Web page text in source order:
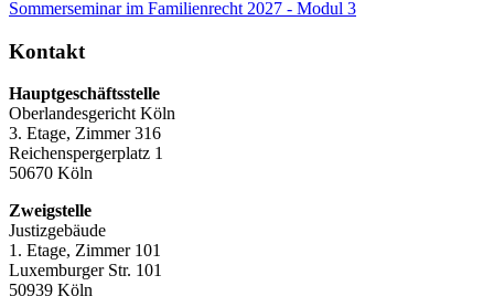
Sommerseminar im Familienrecht 2027 - Modul 3
Kontakt
Hauptgeschäftsstelle
Oberlandesgericht Köln
3. Etage, Zimmer 316
Reichenspergerplatz 1
50670 Köln
Zweigstelle
Justizgebäude
1. Etage, Zimmer 101
Luxemburger Str. 101
50939 Köln